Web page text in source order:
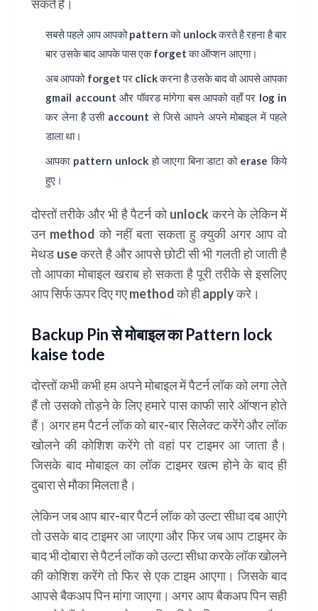
सकते है।
सबसे पहले आप आपको pattern को unlock करते है रहना है बार
बार उसके बाद आपके पास एक forget का ऑप्शन आएगा।
अब आपको forget पर click करना है उसके बाद वो आपसे आपका
gmail account और पॉवरड मांगेगा बस आपको वहाँ पर log in
कर लेना है उसी account से जिसे आपने अपने मोबाइल में पहले
डाला था।
आपका pattern unlock हो जाएगा बिना डाटा को erase किये
हुए।
दोस्तों तरीके और भी है पैटर्न को unlock करने के लेकिन में
उन method को नहीं बता सकता हु क्युकी अगर आप वो
मेथड use करते है और आपसे छोटी सी भी गलती हो जाती है
तो आपका मोबाइल खराब हो सकता है पूरी तरीके से इसलिए
आप सिर्फ ऊपर दिए गए method को ही apply करे।
Backup Pin से मोबाइल का Pattern lock
kaise tode
दोस्तों कभी कभी हम अपने मोबाइल में पैटर्न लॉक को लगा लेते
हैं तो उसको तोड़ने के लिए हमारे पास काफी सारे ऑप्शन होते
हैं। अगर हम पैटर्न लॉक को बार-बार सिलेक्ट करेंगे और लॉक
खोलने की कोशिश करेंगे तो वहां पर टाइमर आ जाता है।
जिसके बाद मोबाइल का लॉक टाइमर खत्म होने के बाद ही
दुबारा से मौका मिलता है।
लेकिन जब आप बार-बार पैटर्न लॉक को उल्टा सीधा दब आएंगे
तो उसके बाद टाइमर आ जाएगा और फिर जब आप टाइमर के
बाद भी दोबारा से पैटर्न लॉक को उल्टा सीधा करके लॉक खोलने
की कोशिश करेंगे तो फिर से एक टाइम आएगा। जिसके बाद
आपसे बैकअप पिन मांगा जाएगा। अगर आप बैकअप पिन सही